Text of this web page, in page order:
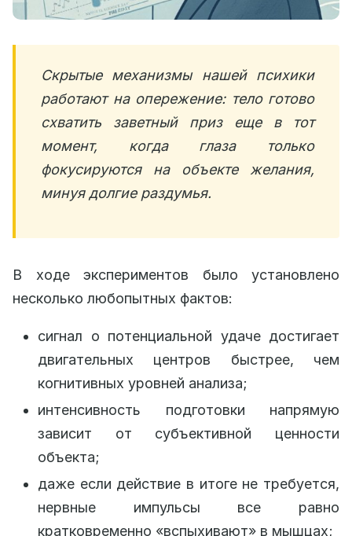
Скрытые механизмы нашей психики
работают на опережение: тело готово
схватить заветный приз еще в тот
момент, когда глаза только
фокусируются на объекте желания,
минуя долгие раздумья.
В ходе экспериментов было установлено
несколько любопытных фактов:
сигнал о потенциальной удаче достигает
двигательных центров быстрее, чем
когнитивных уровней анализа;
интенсивность подготовки напрямую
зависит от субъективной ценности
объекта;
даже если действие в итоге не требуется,
нервные импульсы все равно
кратковременно «вспыхивают» в мышцах;